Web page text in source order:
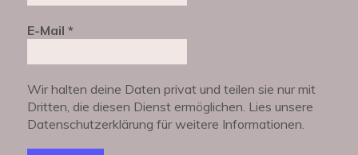
E-Mail*
Wir halten deine Daten privat und teilen sie nur mit
Dritten, die diesen Dienst ermöglichen. Lies unsere
Datenschutzerklärung für weitere Informationen.